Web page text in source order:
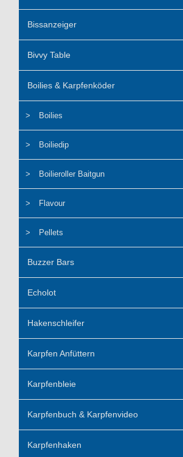
Bissanzeiger
Bivvy Table
Boilies & Karpfenköder
Boilies
Boiliedip
Boilieroller Baitgun
Flavour
Pellets
Buzzer Bars
Echolot
Hakenschleifer
Karpfen Anfüttern
Karpfenbleie
Karpfenbuch & Karpfenvideo
Karpfenhaken